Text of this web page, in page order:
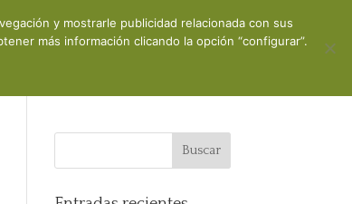
Mi cuenta
y mostrarle publicidad relacionada con sus
más información clicando la opción “configurar”.